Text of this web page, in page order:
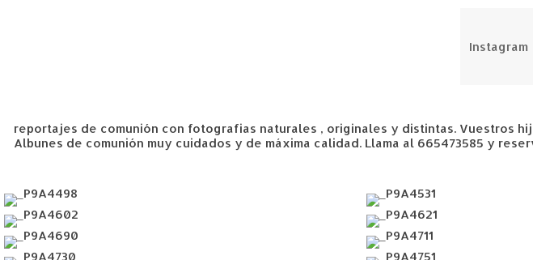
Instagram
reportajes de comunión con fotografias naturales , originales y distintas. Vuestros
Albunes de comunión muy cuidados y de máxima calidad. Llama al 665473585 y